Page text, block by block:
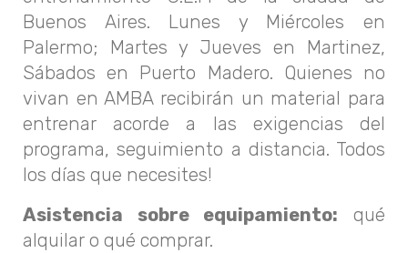
Buenos Aires. Lunes y Miércoles en
Palermo; Martes y Jueves en Martinez,
Sábados en Puerto Madero. Quienes no
vivan en AMBA recibirán un material para
entrenar acorde a las exigencias del
programa, seguimiento a distancia. Todos
los días que necesites!
Asistencia sobre equipamiento: qué
alquilar o qué comprar.